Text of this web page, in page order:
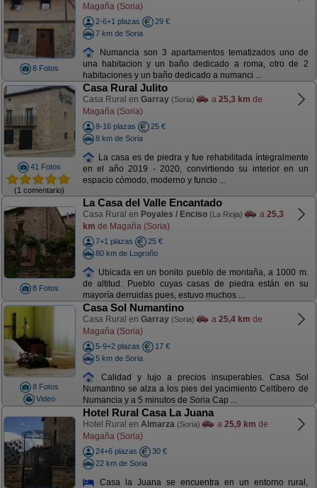
8 Fotos
Magaña (Soria)
2-6+1 plazas
29 €
7 km de Soria
Numancia son 3 apartamentos tematizados uno de
una habitacion y un baño dedicado a roma, otro de 2
habitaciones y un baño dedicado a numanci ...
41 Fotos
(1 comentario)
Casa Rural Julito
Casa Rural en Garray (Soria) a 25,3 km de
Magaña (Soria)
8-16 plazas
25 €
8 km de Soria
La casa es de piedra y fue rehabilitada íntegralmente
en el año 2019 - 2020, convirtiendo su interior en un
espacio cómodo, moderno y funcio ...
8 Fotos
La Casa del Valle Encantado
Casa Rural en Poyales / Enciso (La Rioja) a 25,3
km de Magaña (Soria)
7+1 plazas
25 €
80 km de Logroño
Ubicada en un bonito pueblo de montaña, a 1000 m.
de altitud. Pueblo cuyas casas de piedra están en su
mayoría derruidas pues, estuvo muchos ...
8 Fotos
Video
Casa Sol Numantino
Casa Rural en Garray (Soria) a 25,4 km de
Magaña (Soria)
5-9+2 plazas
17 €
5 km de Soria
Calidad y lujo a precios insuperables. Casa Sol
Numantino se alza a los pies del yacimiento Celtíbero de
Numancia y a 5 minutos de Soria Cap ...
Hotel Rural Casa La Juana
Hotel Rural en Almarza (Soria) a 25,9 km de
Magaña (Soria)
24+6 plazas
30 €
22 km de Soria
Casa la Juana se encuentra en un entorno rural,